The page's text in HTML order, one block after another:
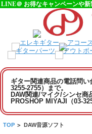
LINE＠ お得なキャンペーンや
ギター関連商品の電話問
3255-2755）まで。
DAW関連/マイク/シンセ商
PROSHOP MIYAJI（03-
TOP > DAW音源ソフト